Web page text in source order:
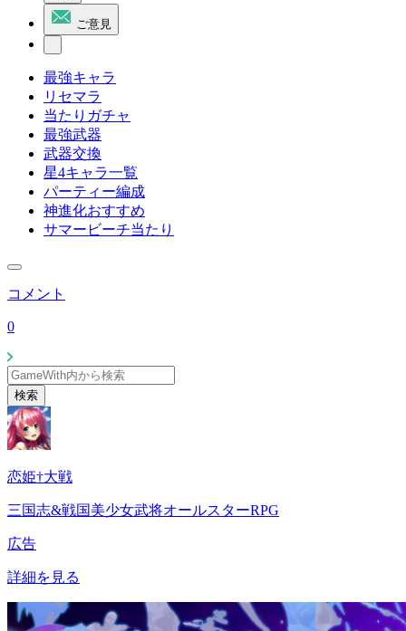
ご意見
最強キャラ
リセマラ
当たりガチャ
最強武器
武器交換
星4キャラ一覧
パーティー編成
神進化おすすめ
サマービーチ当たり
コメント
0
検索
恋姫†大戦
三国志&戦国美少女武将オールスターRPG
広告
詳細を見る